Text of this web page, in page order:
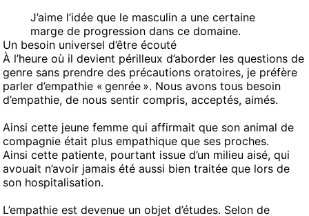
J’aime l’idée que le masculin a une certaine
marge de progression dans ce domaine.
Un besoin universel d’être écouté
À l’heure où il devient périlleux d’aborder les questions de
genre sans prendre des précautions oratoires, je préfère
parler d’empathie « genrée ». Nous avons tous besoin
d’empathie, de nous sentir compris, acceptés, aimés.
Ainsi cette jeune femme qui affirmait que son animal de
compagnie était plus empathique que ses proches.
Ainsi cette patiente, pourtant issue d’un milieu aisé, qui
avouait n’avoir jamais été aussi bien traitée que lors de
son hospitalisation.
L’empathie est devenue un objet d’études. Selon de